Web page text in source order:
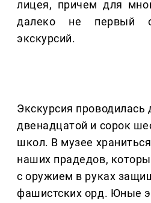
лицея, причем для
далеко не первый
экскурсий.
Экскурсия проводилась
двенадцатой и сорок
школ. В музее
наших прадедов,
с оружием в руках
фашистских орд. Юные